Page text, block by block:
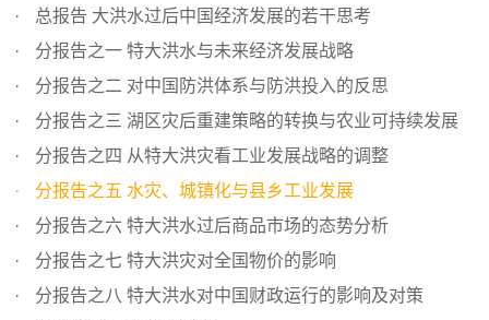
总报告 大洪水过后中国经济发展的若干思考
分报告之一 特大洪水与未来经济发展战略
分报告之二 对中国防洪体系与防洪投入的反思
分报告之三 湖区灾后重建策略的转换与农业可持续发展
分报告之四 从特大洪灾看工业发展战略的调整
分报告之五 水灾、城镇化与县乡工业发展
分报告之六 特大洪水过后商品市场的态势分析
分报告之七 特大洪灾对全国物价的影响
分报告之八 特大洪水对中国财政运行的影响及对策